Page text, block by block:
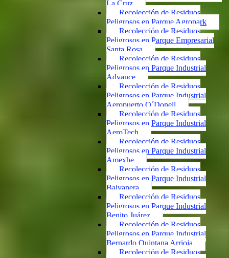
La Cruz
Recolección de Residuos
Peligrosos en Parque Agropark
Recolección de Residuos
Peligrosos en Parque Empresarial
Santa Rosa
Recolección de Residuos
Peligrosos en Parque Industrial
Advance
Recolección de Residuos
Peligrosos en Parque Industrial
Aeropuerto O´Donell
Recolección de Residuos
Peligrosos en Parque Industrial
AeroTech
Recolección de Residuos
Peligrosos en Parque Industrial
Amexhe
Recolección de Residuos
Peligrosos en Parque Industrial
Balvanera
Recolección de Residuos
Peligrosos en Parque Industrial
Benito Juárez
Recolección de Residuos
Peligrosos en Parque Industrial
Bernardo Quintana Arrioja
Recolección de Residuos